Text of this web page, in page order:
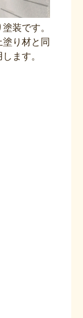
装です。
り材と同
ます。